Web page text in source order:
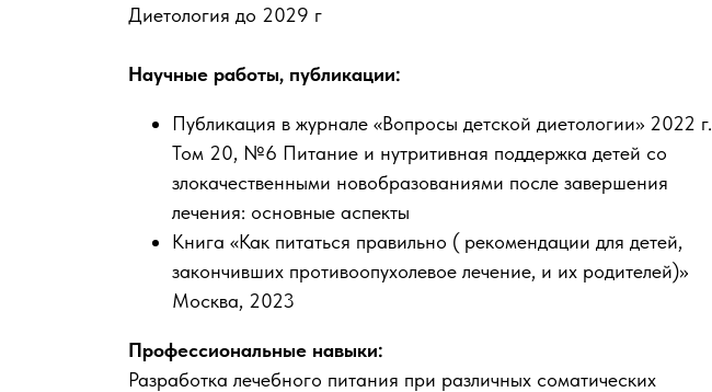
Диетология до 2029 г
Научные работы, публикации:
Публикация в журнале «Вопросы детской диетологии» 2022 г.
Том 20, №6 Питание и нутритивная поддержка детей со
злокачественными новобразованиями после завершения
лечения: основные аспекты
Книга «Как питаться правильно ( рекомендации для детей,
закончивших противоопухолевое лечение, и их родителей)»
Москва, 2023
Профессиональные навыки:
Разработка лечебного питания при различных соматических